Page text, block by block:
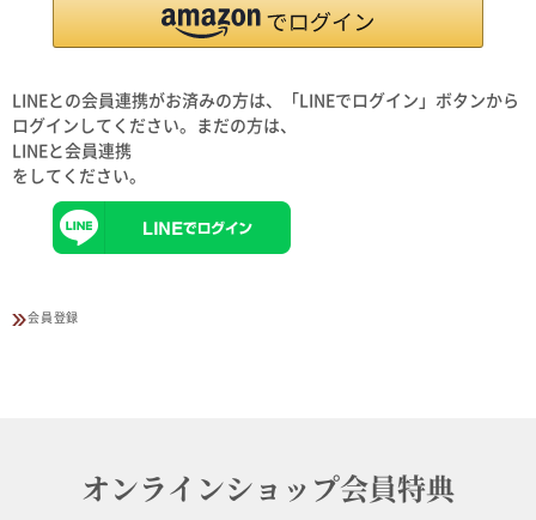
LINEとの会員連携がお済みの方は、「LINEでログイン」ボタンから
ログインしてください。まだの方は、
LINEと会員連携
をしてください。
会員登録
オンラインショップ会員特典